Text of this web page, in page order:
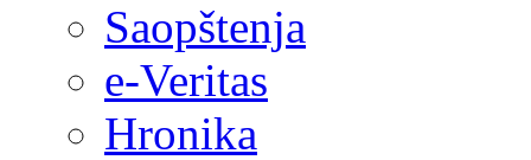
Saopštenja
e-Veritas
Hronika